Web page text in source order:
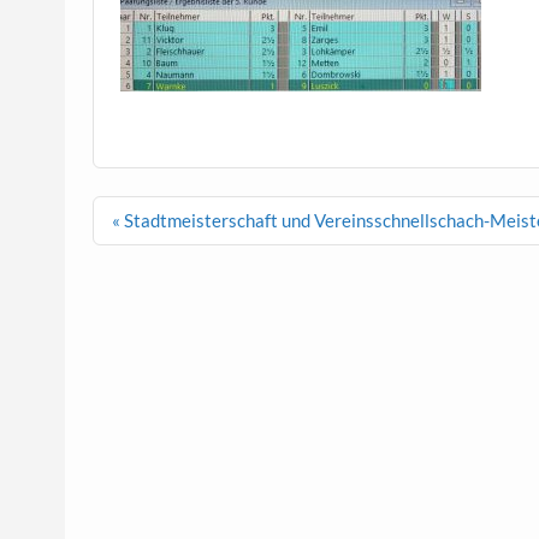
Beitragsnavigation
« Stadtmeisterschaft und Vereinsschnellschach-